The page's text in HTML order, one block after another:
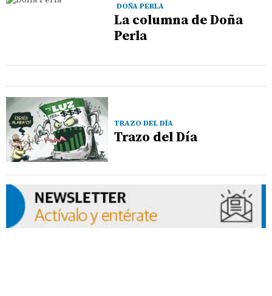
DOÑA PERLA
La columna de Doña
Perla
TRAZO DEL DÍA
Trazo del Día